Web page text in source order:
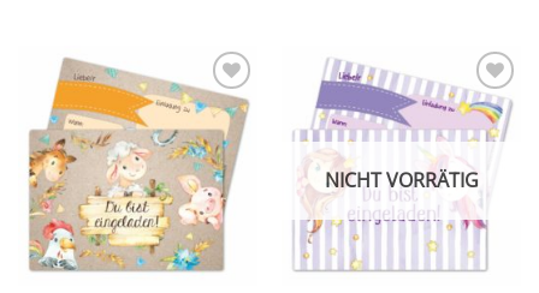
Add to
wishlist
Add to
wishlist
NICHT VORRÄTIG